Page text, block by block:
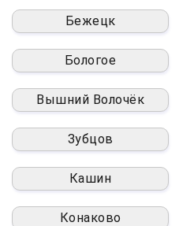
Бежецк
Бологое
Вышний Волочёк
Зубцов
Кашин
Конаково